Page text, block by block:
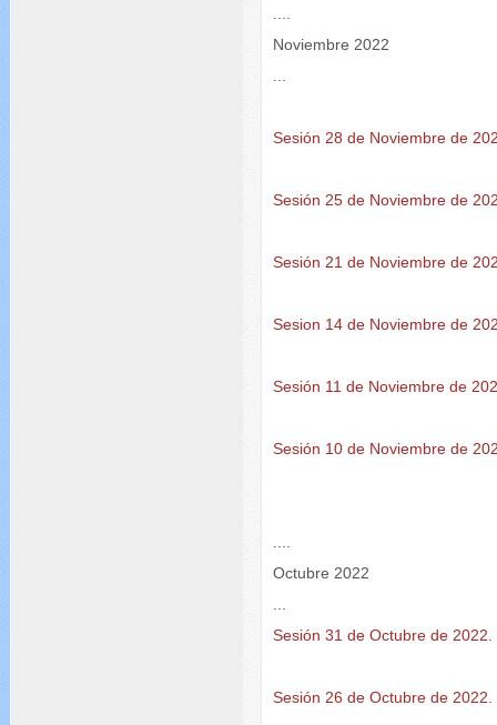
Noviembre 2022
Sesión 28 de Noviembre de
Sesión 25 de Noviembre de
Sesión 21 de Noviembre de
Sesion 14 de Noviembre de
Sesión 11 de Noviembre de
Sesión 10 de Noviembre de
Octubre 2022
Sesión 31 de Octubre de 2022.
Sesión 26 de Octubre de 2022.